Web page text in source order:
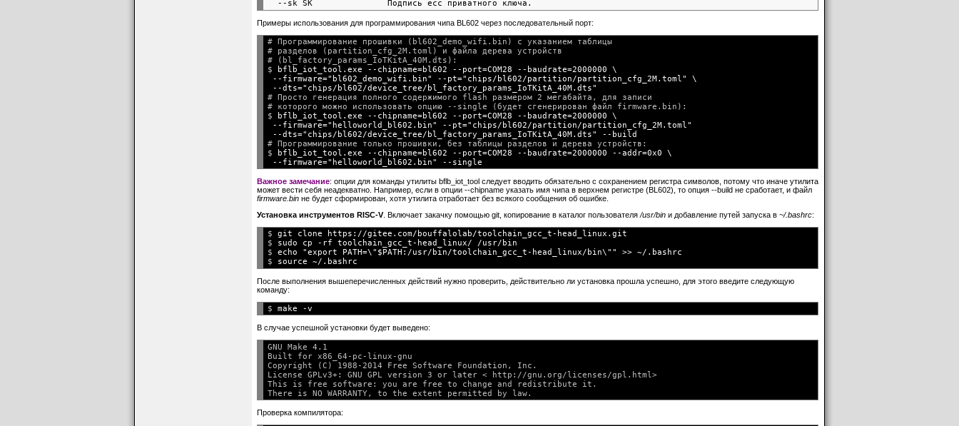
Примеры использования для программирования чипа BL602 через последовательный порт:
# Программирование прошивки (bl602_demo_wifi.bin) с указанием таблицы
# разделов (partition_cfg_2M.toml) и файла дерева устройств
# (bl_factory_params_IoTKitA_40M.dts):
$
bflb_iot_tool.exe --chipname=bl602 --port=COM28 --baudrate=2000000 \
--firmware="bl602_demo_wifi.bin" --pt="chips/bl602/partition/partition_cfg_2M.toml" \
--dts="chips/bl602/device_tree/bl_factory_params_IoTKitA_40M.dts"
# Просто генерация полного содержимого flash размером 2 мегабайта, для записи
# которого можно использовать опцию --single (будет сгенерирован файл firmware.bin):
$
bflb_iot_tool.exe --chipname=bl602 --port=COM28 --baudrate=2000000 \
--firmware="helloworld_bl602.bin" --pt="chips/bl602/partition/partition_cfg_2M.toml"
--dts="chips/bl602/device_tree/bl_factory_params_IoTKitA_40M.dts" --build
# Программирование только прошивки, без таблицы разделов и дерева устройств:
$
bflb_iot_tool.exe --chipname=bl602 --port=COM28 --baudrate=2000000 --addr=0x0 \
--firmware="helloworld_bl602.bin" --single
Важное замечание: опции для команды утилиты bflb_iot_tool следует вводить обязательно с сохранением регистра символов, потому что иначе утилита
может вести себя неадекватно. Например, если в опции --chipname указать имя чипа в верхнем регистре (BL602), то опция --build не сработает, и файл
firmware.bin не будет сформирован, хотя утилита отработает без всякого сообщения об ошибке.
Установка инструментов RISC-V. Включает закачку помощью git, копирование в каталог пользователя /usr/bin и добавление путей запуска в ~/.bashrc:
$ git clone https://gitee.com/bouffalolab/toolchain_gcc_t-head_linux.git
$ sudo cp -rf toolchain_gcc_t-head_linux/ /usr/bin
$ echo "export PATH=\"$PATH:/usr/bin/toolchain_gcc_t-head_linux/bin\"" >> ~/.bashrc
$ source ~/.bashrc
После выполнения вышеперечисленных действий нужно проверить, действительно ли установка прошла успешно, для этого введите следующую
команду:
$
В случае успешной установки будет выведено:
GNU Make 4.1
Built for x86_64-pc-linux-gnu
Copyright (C) 1988-2014 Free Software Foundation, Inc.
License GPLv3+: GNU GPL version 3 or later < http://gnu.org/licenses/gpl.html>
This is free software: you are free to change and redistribute it.
Проверка компилятора: